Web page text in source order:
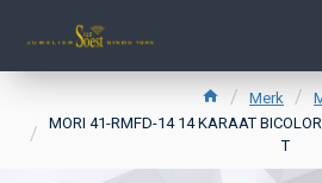
Merk
MORI 41-RMFD-14 14 KARAAT
T